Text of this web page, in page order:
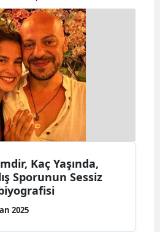
Kaç Yaşında,
Sporunun Sessiz
2025